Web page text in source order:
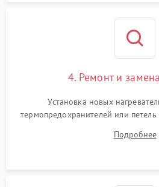
4. Ремонт и
Установка новых
термопредохранителей или
выгоревших реле,
Подробнее